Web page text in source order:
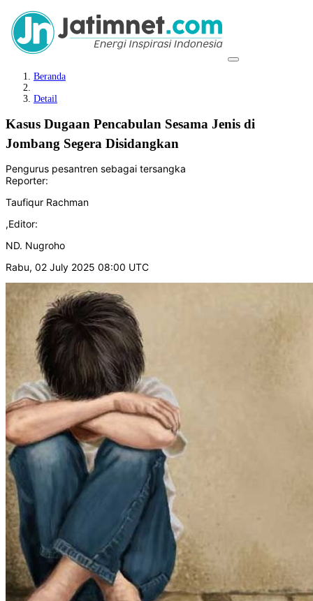
Beranda
Detail
Kasus Dugaan Pencabulan Sesama Jenis di
Jombang Segera Disidangkan
Pengurus pesantren sebagai tersangka
Reporter:
Taufiqur Rachman
,Editor:
ND. Nugroho
Rabu, 02 July 2025 08:00 UTC